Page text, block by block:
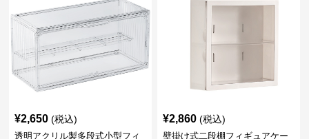
¥2,650 (税込)
透明アクリル製多段式小型フィ
¥2,860 (税込)
壁掛け式二段棚フィギュアケー